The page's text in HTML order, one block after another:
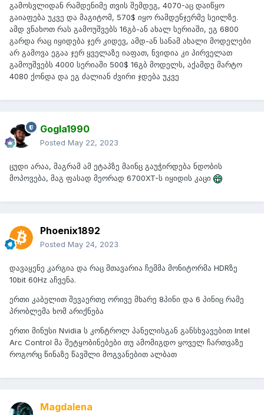
გამოსვლიდან რამდენიმე თვის შემდეგ, 4070-აც დაიწყო
გაიაფება უკვე და მაგიტომ, 570$ იყო რამდენჯერმე სეილზე.
ამდ ვნახოთ რას გამოუშვებს 16გბ-ან ახალ სერიაში, ეგ 6800
გარდა რაც იყიდება ჯერ კიდევ, ამდ-ან სანამ ახალი მოდელები
არ გამოვა ეგაა ჯერ ყველაზე იაფათ, ნვიდია კი პირველათ
გამოუშვებს 4000 სერიაში 500$ 16გბ მოდელს, აქამდე მარტო
4080 ქონდა და ეგ ძალიან ძვირი ჯდება უკვე
Gogla1990
Posted May 22, 2023
ცუდი არაა, მაგრამ ამ ეტაპზე მაინც გაუჭირდება ნდობის
მოპოვება, მაგ ფასად მეორად 6700XT-ს იყიდის კაცი
Phoenix1892
Posted May 24, 2023
დავაყენე კარგია და რაც მთავარია ჩემმა მონიტორმა HDRზე
10bit 60Hz აჩვენა.
ერთი კაბელით შევაერთე ორივე მხარე 8პინი და 6 პინიც რამე
პრობლემა ხომ არიქნება
ერთი მინუსი Nvidia ს კონტროლ პანელისგან განსხვავებით Intel
Arc Control მა შეტყობინებები თუ ამომიგდო ყოველ ჩართვაზე
როგორც წინაზე წავშლი მოგვანებით ალბათ
Magdalena